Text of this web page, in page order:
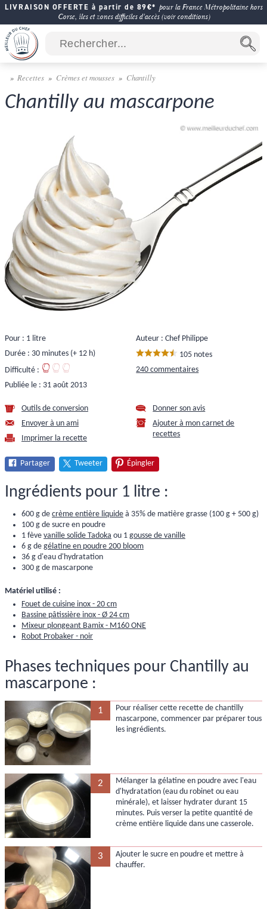
LIVRAISON OFFERTE à partir de 89€* pour la France Métropolitaine hors
Corse, îles et zones difficiles d'accès (voir conditions)
Recettes Crèmes et mousses Chantilly
Chantilly au mascarpone
Pour : 1 litre
Durée : 30 minutes (+ 12 h)
Difficulté :
Publiée le : 31 août 2013
Auteur : Chef Philippe
105 notes
240 commentaires
Outils de conversion
Envoyer à un ami
Imprimer la recette
Donner son avis
Ajouter à mon carnet de
recettes
Partager Tweeter Épingler
Ingrédients pour 1 litre :
600 g de crème entière liquide à 35% de matière grasse (100 g + 500 g)
100 g de sucre en poudre
1 fève vanille solide Tadoka ou 1 gousse de vanille
6 g de gélatine en poudre 200 bloom
36 g d'eau d'hydratation
300 g de mascarpone
Matériel utilisé :
Fouet de cuisine inox - 20 cm
Bassine pâtissière inox - Ø 24 cm
Mixeur plongeant Bamix - M160 ONE
Robot Probaker - noir
Phases techniques pour Chantilly au
mascarpone :
1
Pour réaliser cette recette de chantilly
mascarpone, commencer par préparer tous
les ingrédients.
2
Mélanger la gélatine en poudre avec l'eau
d'hydratation (eau du robinet ou eau
minérale), et laisser hydrater durant 15
minutes. Puis verser la petite quantité de
crème entière liquide dans une casserole.
3
Ajouter le sucre en poudre et mettre à
chauffer.